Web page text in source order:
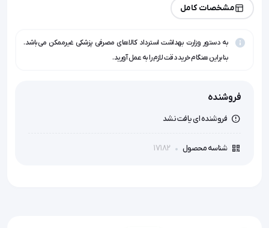
مشخصات کامل
به دستور وزارت بهداشت استرداد کالاهای مصرفی پزشکی غیرممکن می‌باشد.
بنابراین هنگام خرید دقت لازم را به عمل آورید.
فروشنده
فروشنده ای یافت نشد
شناسه محصول 17182